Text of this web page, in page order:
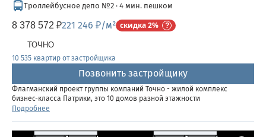
Троллейбусное депо №2 · 4 мин. пешком
8 378 572 ₽221 246 ₽/м² скидка 2%
ТОЧНО
10 535 квартир от застройщика
Позвонить застройщику
Флагманский проект группы компаний Точно - жилой комплекс
бизнес-класса Патрики, это 10 домов разной этажности
расположившихся на 28,5 гектарах. Жилой комплекс с концепцией
Подробнее